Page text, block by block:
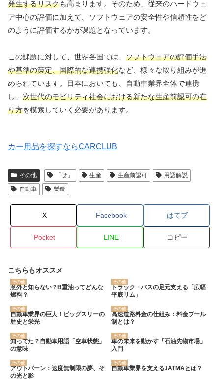
発生するリスクも高まります。そのため、従来のハードウェ
ア中心の評価に加えて、ソフトウェアの安全性や信頼性をど
のように評価するかが課題となっています。
この課題に対して、世界各国では、 ソフトウェアの評価手法
や基準の策定、国際的な連携強化など、様々な取り組みが進
められています。日本においても、自動車業界全体で連携
し、 次世代のモビリティ社会における新たな生産前認可の在
り方を模索していく必要があります。
カー用品を探すならCARCLUB
その他 「せ」 生産 生産前認可
用語解説
自動車
製造
X Facebook はてブ
Pocket LINE コピー
こちらもオススメ
その他
意外と知らない？B重油ってどんな
燃料？
その他
トラック・バスの足元支える「広幅
平底リム」
その他
自動車業界の巨人！ビッグスリーの
歴史と栄光
その他
高速道路料金の仕組み：料金プール
制とは？
その他
知ってた？自動車用語「空車状態」
の意味
その他
車の未来を動かす「石油先物市場」
入門
その他
アウトバーン：速度無制限の夢、そ
の光と影
その他
自動車業界を支えるJATMAとは？